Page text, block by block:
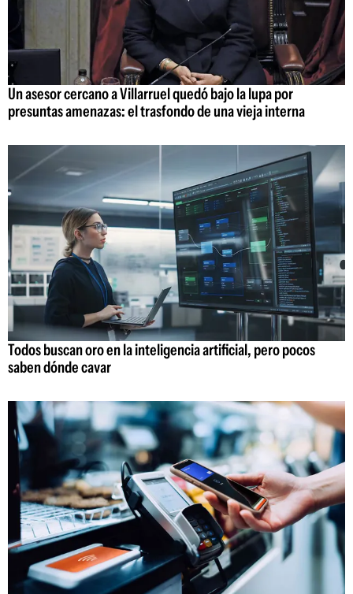
Un asesor cercano a Villarruel quedó bajo la lupa por
presuntas amenazas: el trasfondo de una vieja interna
Todos buscan oro en la inteligencia artificial, pero pocos
saben dónde cavar